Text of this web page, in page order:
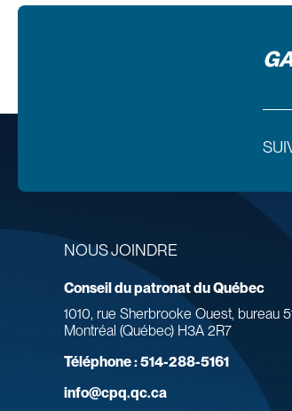
NOUS JOINDRE
Conseil du patronat du Québec
1010, rue Sherbrooke Ouest, bureau
Montréal (Québec) H3A 2R7
Téléphone :514-288-5161
info@cpq.qc.ca